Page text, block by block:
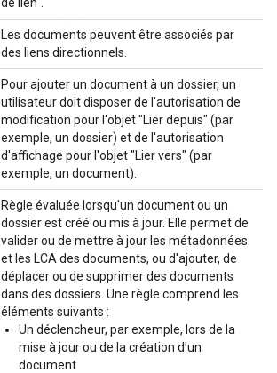
Les documents peuvent être associés par
des liens directionnels.
Pour ajouter un document à un dossier, un
utilisateur doit disposer de l'autorisation de
modification pour l'objet "Lier depuis" (par
exemple, un dossier) et de l'autorisation
d'affichage pour l'objet "Lier vers" (par
exemple, un document).
Règle évaluée lorsqu'un document ou un
dossier est créé ou mis à jour. Elle permet de
valider ou de mettre à jour les métadonnées
et les LCA des documents, ou d'ajouter, de
déplacer ou de supprimer des documents
dans des dossiers. Une règle comprend les
éléments suivants :
Un déclencheur, par exemple, lors de la
mise à jour ou de la création d'un
document